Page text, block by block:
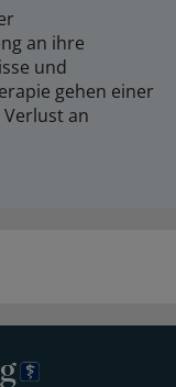
an ihre
und
gehen einer
an